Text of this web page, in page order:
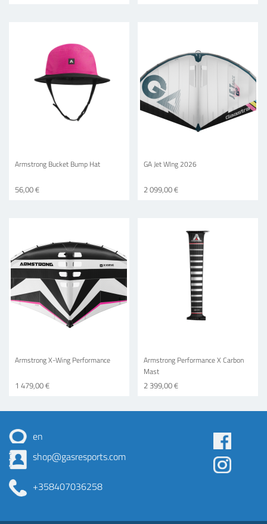
Armstrong Bucket Bump Hat
56,00 €
GA Jet WIng 2026
2 099,00 €
Armstrong X-Wing Performance
1 479,00 €
Armstrong Performance X Carbon
Mast
2 399,00 €
en
shop@gasresports.com
+358407036258
Some